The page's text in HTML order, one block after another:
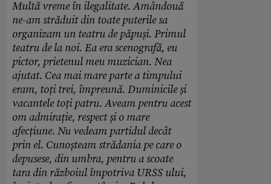
Multă vreme în ilegalitate. Amândouă
ne-am străduit din toate puterile sa
organizam un teatru de păpuși. Primul
teatru de la noi. Ea era scenografă, eu
pictor, prietenul meu muzician. Nea
ajutat. Cea mai mare parte a timpului
eram, toți trei, împreună. Duminicile și
vacantele toți patru. Aveam pentru acest
om admirație, respect și o mare
afecțiune. Nu vedeam partidul decât
prin el. Cunoșteam strădania pe care o
depusese, din umbra, pentru a scoate
tara din războiul împotriva URSS ului,